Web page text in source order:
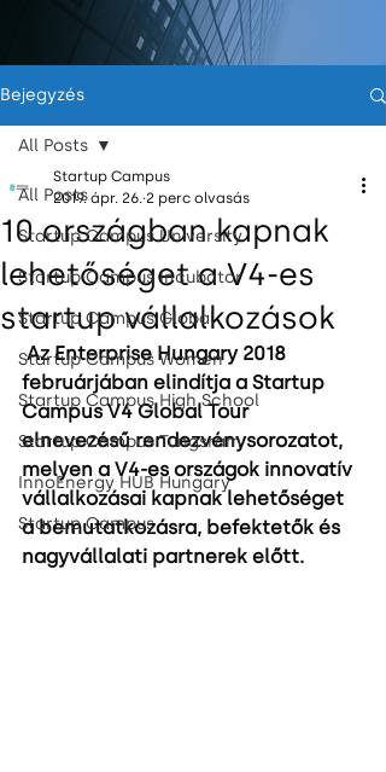
Bejegyzés
All Posts
Startup Campus University
Startup Campus Incubator
Startup Campus Global
Startup Campus Women
Startup Campus High School
Startup Campus Tungsram
InnoEnergy HUB Hungary
Startup Campus
All Posts
10 országban kapnak
lehetőséget a V4-es
startup vállalkozások
Startup Campus
2019. ápr. 26. 2 perc olvasás
Az Enterprise Hungary 2018
februárjában elindítja a Startup
Campus V4 Global Tour
elnevezésű rendezvénysorozatot,
melyen a V4-es országok innovatív
vállalkozásai kapnak lehetőséget
a bemutatkozásra, befektetők és
nagyvállalati partnerek előtt.